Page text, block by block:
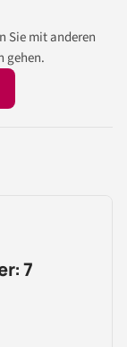
Sie mit anderen
gehen.
7